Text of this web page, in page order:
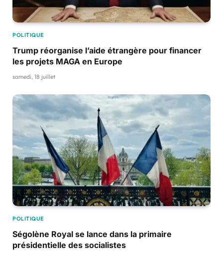
POLITIQUE
Trump réorganise l’aide étrangère pour financer
les projets MAGA en Europe
samedi, 18 juillet
POLITIQUE
Ségolène Royal se lance dans la primaire
présidentielle des socialistes